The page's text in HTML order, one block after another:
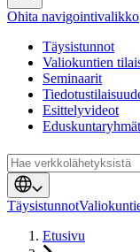
Ohita navigointivalikko
Täysistunnot
Valiokuntien
Seminaarit
Esittelyvideot
Eduskuntaryhmät
Täysistunnot
Etusivu